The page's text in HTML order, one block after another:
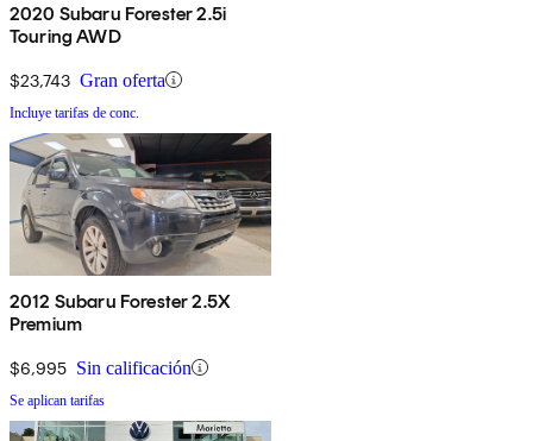
2020 Subaru Forester 2.5i
Touring AWD
$23,743 Gran oferta
Incluye tarifas de conc.
2012 Subaru Forester 2.5X
Premium
$6,995 Sin calificación
Se aplican tarifas